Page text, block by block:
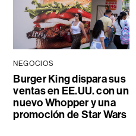
NEGOCIOS
Burger King dispara sus
ventas en EE.UU. con un
nuevo Whopper y una
promoción de Star Wars